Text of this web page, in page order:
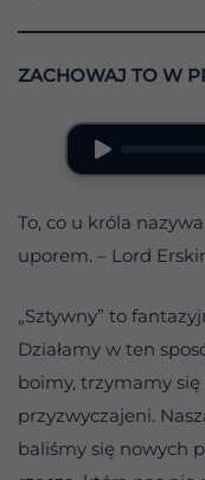
ZACHOWAJ TO W
To, co u króla
uporem. – Lord
„Sztywny” to
Działamy w ten
boimy, trzymamy
przyzwyczajeni.
baliśmy się nowych